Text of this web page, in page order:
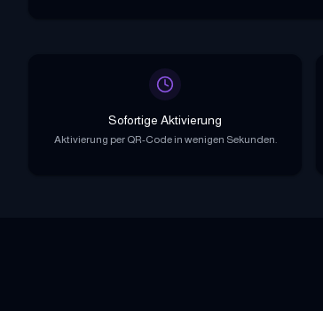
Sofortige Aktivierung
Aktivierung per QR-Code in wenigen Sekunden.